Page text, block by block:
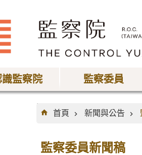
識監察院 監察委員
:::
首頁
新聞與公告
監察委員新聞稿